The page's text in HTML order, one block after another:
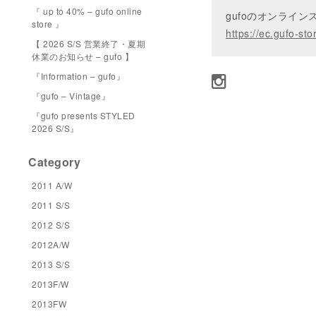
gufoのオンライン
https://ec.gufo-
『 up to 40% – gufo online
store 』
【 2026 S/S 営業終了・夏期
休業のお知らせ – gufo 】
『Information – gufo』
『gufo – Vintage』
『gufo presents STYLED
2026 S/S』
Category
2011 A/W
2011 S/S
2012 S/S
2012A/W
2013 S/S
2013F/W
2013FW